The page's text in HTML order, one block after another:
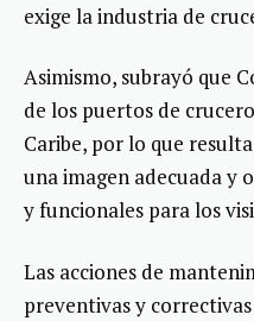
exige la industria de
Asimismo, subrayó que
de los puertos de
Caribe, por lo que
una imagen adecuada y
y funcionales para los
Las acciones de
preventivas y